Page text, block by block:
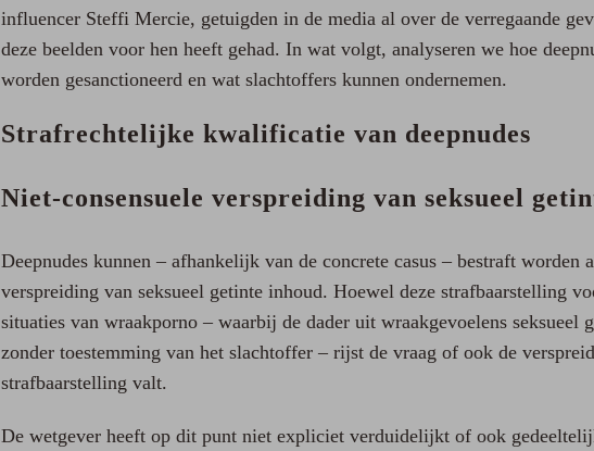
influencer Steffi Mercie, getuigden in de media al over de verregaande
deze beelden voor hen heeft gehad. In wat volgt, analyseren we hoe
worden gesanctioneerd en wat slachtoffers kunnen ondernemen.
Strafrechtelijke kwalificatie van deepnudes
Niet-consensuele verspreiding van seksueel
Deepnudes kunnen – afhankelijk van de concrete casus – bestraft worden
verspreiding van seksueel getinte inhoud. Hoewel deze strafbaarstelling
situaties van wraakporno – waarbij de dader uit wraakgevoelens seksueel
zonder toestemming van het slachtoffer – rijst de vraag of ook de
strafbaarstelling valt.
De wetgever heeft op dit punt niet expliciet verduidelijkt of ook